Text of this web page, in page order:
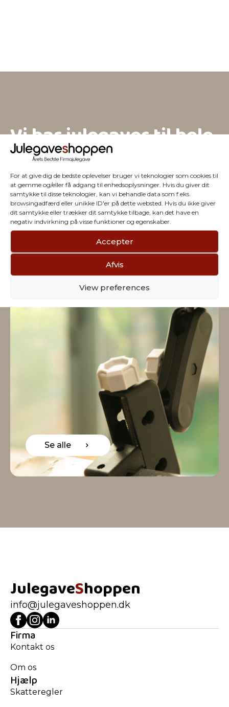
For at give dig de bedste oplevelser bruger vi teknologier som cookies til
at gemme og/eller få adgang til enhedsoplysninger. Hvis du giver dit
samtykke til disse teknologier, kan vi behandle data som f.eks.
browsingadfærd eller unikke ID'er på dette websted. Hvis du ikke giver
dit samtykke eller trækker dit samtykke tilbage, kan det have en
negativ indvirkning på visse funktioner og egenskaber.
Accepter
Afvis
View preferences
Vi har julegaver til hele
firmaet
Se alle
JulegaveShoppen
info@julegaveshoppen.dk
Firma
Kontakt os
Om os
Hjælp
Skatteregler